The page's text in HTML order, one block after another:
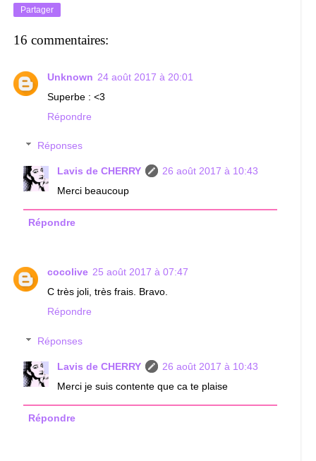
Partager
16 commentaires:
Unknown 24 août 2017 à 20:01
Superbe : <3
Répondre
Réponses
Lavis de CHERRY
26 août 2017 à 10:43
Merci beaucoup
Répondre
cocolive 25 août 2017 à 07:47
C très joli, très frais. Bravo.
Répondre
Réponses
Lavis de CHERRY
26 août 2017 à 10:43
Merci je suis contente que ca te plaise
Répondre